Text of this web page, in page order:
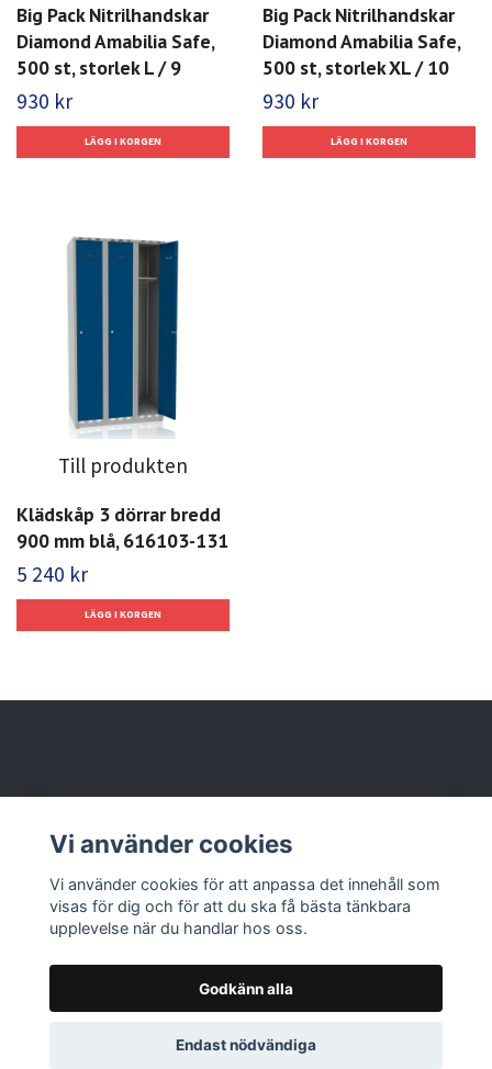
Big Pack Nitrilhandskar
Diamond Amabilia Safe,
500 st, storlek L / 9
930 kr
Big Pack Nitrilhandskar
Diamond Amabilia Safe,
500 st, storlek XL / 10
930 kr
Till produkten
Klädskåp 3 dörrar bredd
900 mm blå, 616103-131
5 240 kr
Läs mer
© 2026 Nolbox AB
Vi använder cookies
Vi använder cookies för att anpassa det innehåll som
visas för dig och för att du ska få bästa tänkbara
upplevelse när du handlar hos oss.
Godkänn alla
Endast nödvändiga